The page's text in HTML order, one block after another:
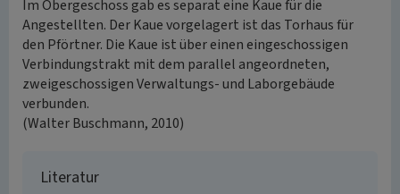
Im Obergeschoss gab es separat eine Kaue für die
Angestellten. Der Kaue vorgelagert ist das Torhaus für
den Pförtner. Die Kaue ist über einen eingeschossigen
Verbindungstrakt mit dem parallel angeordneten,
zweigeschossigen Verwaltungs- und Laborgebäude
verbunden.
(Walter Buschmann, 2010)
Literatur